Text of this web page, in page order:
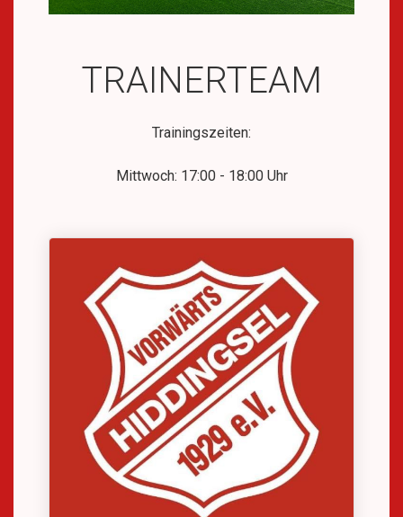
TRAINERTEAM
Trainingszeiten:
Mittwoch: 17:00 - 18:00 Uhr